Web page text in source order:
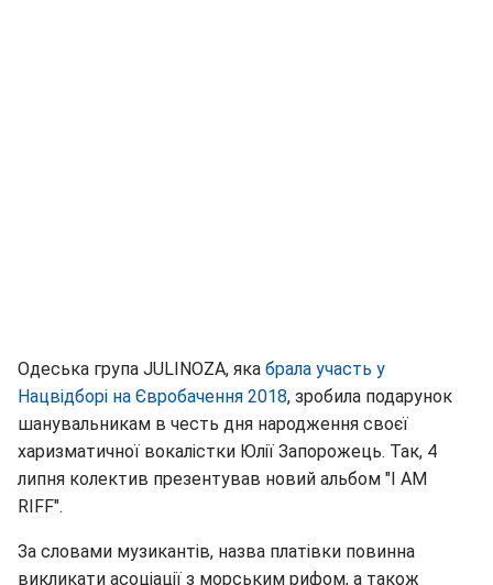
Одеська група JULINOZA, яка брала участь у
Нацвідборі на Євробачення 2018, зробила подарунок
шанувальникам в честь дня народження своєї
харизматичної вокалістки Юлії Запорожець. Так, 4
липня колектив презентував новий альбом "I AM
RIFF".
За словами музикантів, назва платівки повинна
викликати асоціації з морським рифом, а також